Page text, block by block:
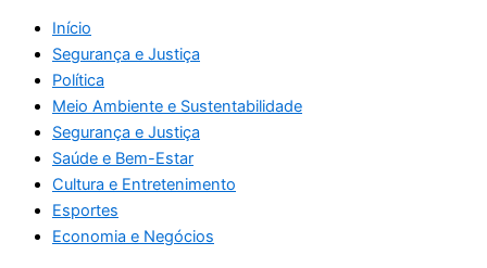
Início
Segurança e Justiça
Política
Meio Ambiente e Sustentabilidade
Segurança e Justiça
Saúde e Bem-Estar
Cultura e Entretenimento
Esportes
Economia e Negócios